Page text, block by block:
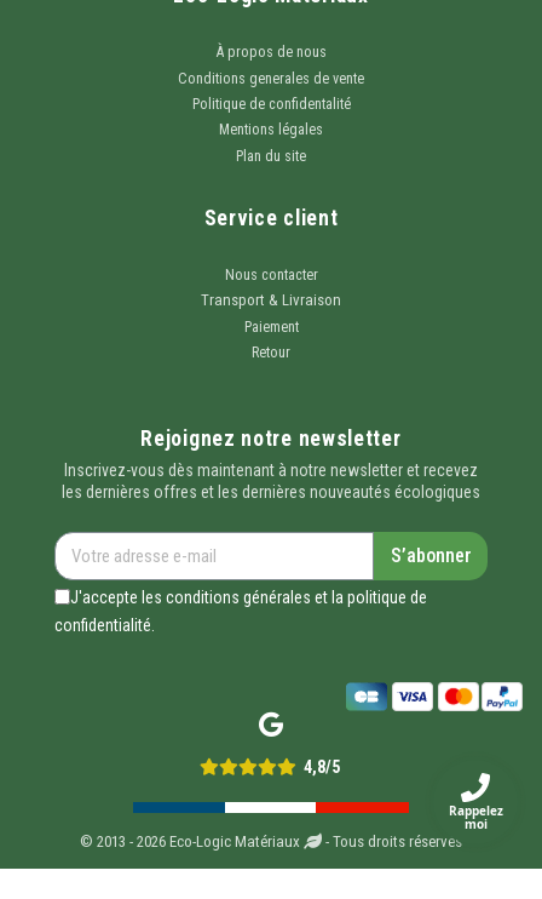
À propos de nous
Conditions generales de vente
Politique de confidentalité
Mentions légales
Plan du site
Service client
Nous contacter
Transport & Livraison
Paiement
Retour
Rejoignez notre newsletter
Inscrivez-vous dès maintenant à notre newsletter et recevez
les dernières offres et les dernières nouveautés écologiques
S’abonner
J'accepte les conditions générales et la politique de
confidentialité.
4,8/5
© 2013 - 2026 Eco-Logic Matériaux - Tous droits réservés
Rappelez
moi